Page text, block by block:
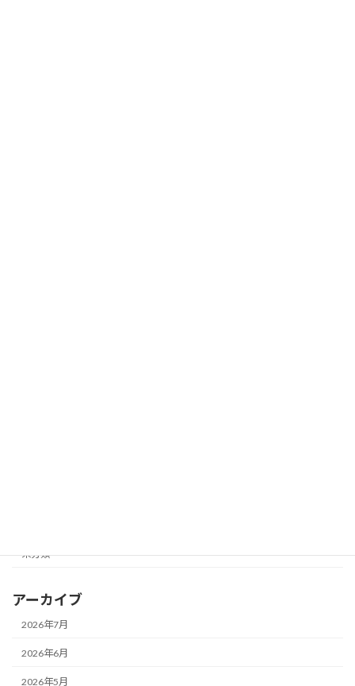
未分類
アーカイブ
2026年7月
2026年6月
2026年5月